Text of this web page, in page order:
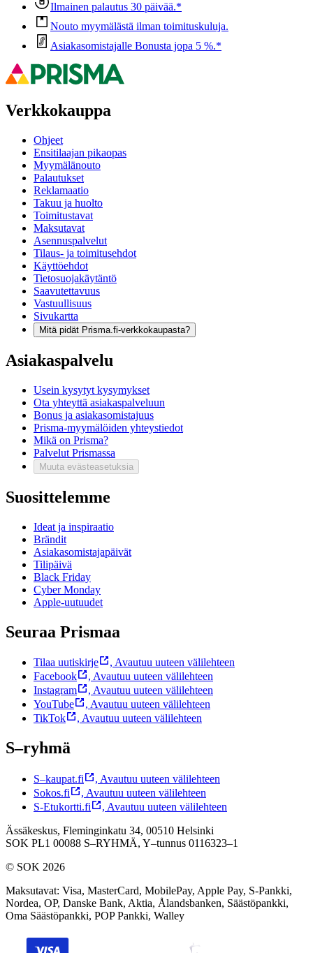
Ilmainen palautus 30 päivää.*
Nouto myymälästä ilman toimituskuluja.
Asiakasomistajalle Bonusta jopa 5 %.*
Verkkokauppa
Ohjeet
Ensitilaajan pikaopas
Myymälänouto
Palautukset
Reklamaatio
Takuu ja huolto
Toimitustavat
Maksutavat
Asennuspalvelut
Tilaus- ja toimitusehdot
Käyttöehdot
Tietosuojakäytäntö
Saavutettavuus
Vastuullisuus
Sivukartta
Mitä pidät Prisma.fi-verkkokaupasta?
Asiakaspalvelu
Usein kysytyt kysymykset
Ota yhteyttä asiakaspalveluun
Bonus ja asiakasomistajuus
Prisma-myymälöiden yhteystiedot
Mikä on Prisma?
Palvelut Prismassa
Muuta evästeasetuksia
Suosittelemme
Ideat ja inspiraatio
Brändit
Asiakasomistajapäivät
Tilipäivä
Black Friday
Cyber Monday
Apple-uutuudet
Seuraa Prismaa
Tilaa uutiskirje , Avautuu uuteen välilehteen
Facebook
, Avautuu uuteen välilehteen
Instagram
, Avautuu uuteen välilehteen
YouTube
, Avautuu uuteen välilehteen
TikTok
, Avautuu uuteen välilehteen
S–ryhmä
S–kaupat.fi , Avautuu uuteen välilehteen
Sokos.fi
, Avautuu uuteen välilehteen
S-Etukortti.fi
, Avautuu uuteen välilehteen
Ässäkeskus, Fleminginkatu 34, 00510 Helsinki
SOK PL1 00088 S–RYHMÄ, Y–tunnus 0116323–1
© SOK 2026
Maksutavat: Visa, MasterCard, MobilePay, Apple Pay, S-Pankki,
Nordea, OP, Danske Bank, Aktia, Ålandsbanken, Säästöpankki,
Oma Säästöpankki, POP Pankki, Walley